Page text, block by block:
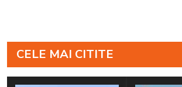
CELE MAI CITITE